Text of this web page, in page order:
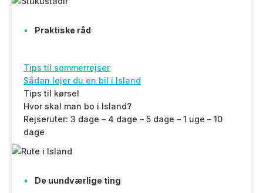
Praktiske råd
Tips til sommerrejser
Sådan lejer du en bil i Island
Tips til kørsel
Hvor skal man bo i Island?
Rejseruter: 3 dage – 4 dage – 5 dage – 1 uge – 10
dage
De uundværlige ting